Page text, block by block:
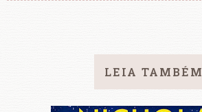
LEIA TAMBÉM